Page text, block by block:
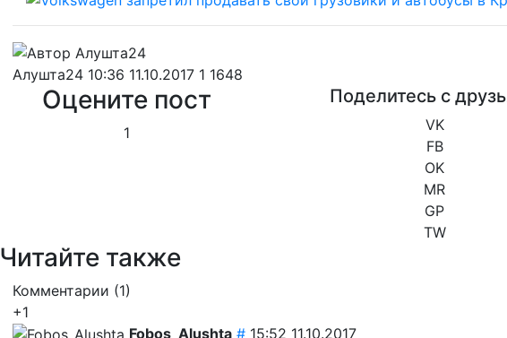
Алушта24 10:36 11.10.2017 1 1648
Оцените пост
1
Поделитесь с
VK
FB
OK
MR
GP
TW
Читайте также
Комментарии (1)
+1
Fobos_Alushta # 15:52 11.10.2017